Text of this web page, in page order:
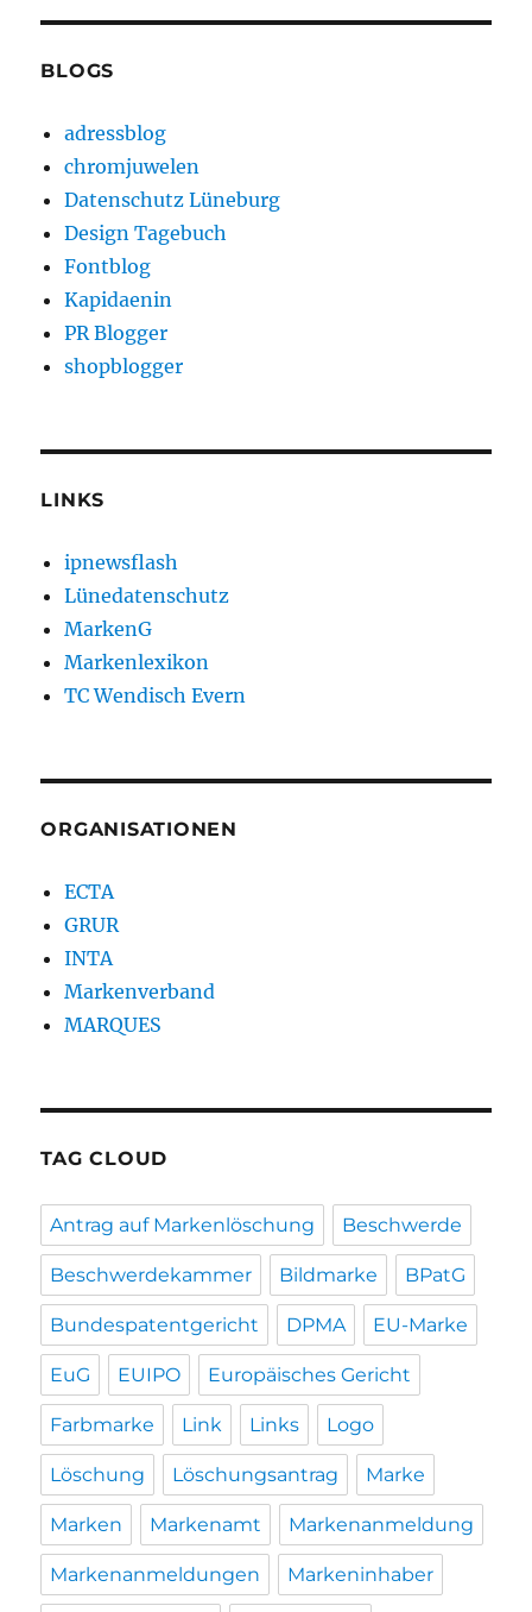
BLOGS
adressblog
chromjuwelen
Datenschutz Lüneburg
Design Tagebuch
Fontblog
Kapidaenin
PR Blogger
shopblogger
LINKS
ipnewsflash
Lünedatenschutz
MarkenG
Markenlexikon
TC Wendisch Evern
ORGANISATIONEN
ECTA
GRUR
INTA
Markenverband
MARQUES
TAG CLOUD
Antrag auf Markenlöschung Beschwerde
Beschwerdekammer Bildmarke BPatG
Bundespatentgericht DPMA EU-Marke
EuG EUIPO Europäisches Gericht
Farbmarke Link Links Logo
Löschung Löschungsantrag Marke
Marken Markenamt Markenanmeldung
Markenanmeldungen Markeninhaber